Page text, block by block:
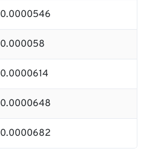
0.0000546
0.000058
0.0000614
0.0000648
0.0000682